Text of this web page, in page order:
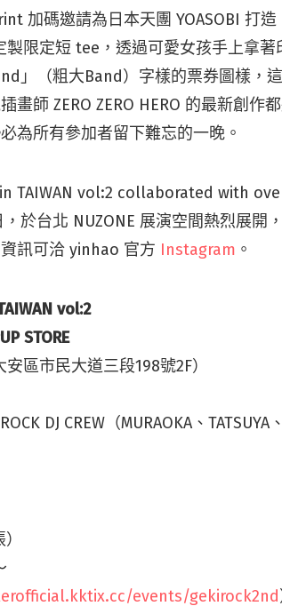
加碼邀請為日本天團 YOASOBI 打造
限定短 tee，透過可愛女孩手上拿著
」（粗大Band）字樣的票券圖樣，
畫師 ZERO ZERO HERO 的最新創作
為所有參加者留下難忘的一晚。
in TAIWAN vol:2 collaborated with
，於台北 NUZONE 展演空間熱烈展開
訊可洽 yinhao 官方 Instagram 。
vol:2
STORE
區市民大道三段198號2F）
DJ CREW（MURAOKA、TATSUYA、
events/gekirock2nd